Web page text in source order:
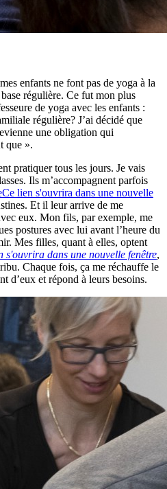
enfants ne font pas de yoga à la
régulière. Ce fut mon plus
de yoga avec les enfants :
régulière? J’ai décidé que
une obligation qui
que ».
pratiquer tous les jours. Je vais
Ils m’accompagnent parfois
Ce lien s'ouvrira dans une nouvelle
Et il leur arrive de me
eux. Mon fils, par exemple, me
postures avec lui avant l’heure du
Mes filles, quant à elles, optent
s'ouvrira dans une nouvelle fenêtre,
Chaque fois, ça me réchauffe le
d’eux et répond à leurs besoins.